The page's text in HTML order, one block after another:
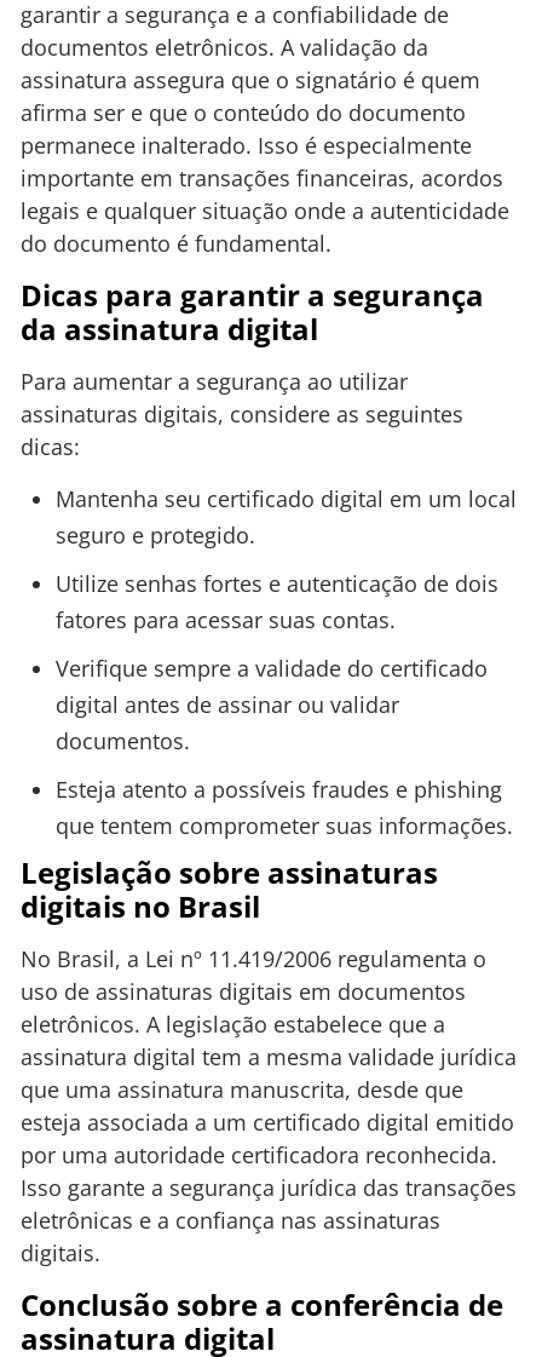
garantir a segurança e a confiabilidade de
documentos eletrônicos. A validação da
assinatura assegura que o signatário é quem
afirma ser e que o conteúdo do documento
permanece inalterado. Isso é especialmente
importante em transações financeiras, acordos
legais e qualquer situação onde a autenticidade
do documento é fundamental.
Dicas para garantir a segurança
da assinatura digital
Para aumentar a segurança ao utilizar
assinaturas digitais, considere as seguintes
dicas:
Mantenha seu certificado digital em um local
seguro e protegido.
Utilize senhas fortes e autenticação de dois
fatores para acessar suas contas.
Verifique sempre a validade do certificado
digital antes de assinar ou validar
documentos.
Esteja atento a possíveis fraudes e phishing
que tentem comprometer suas informações.
Legislação sobre assinaturas
digitais no Brasil
No Brasil, a Lei nº 11.419/2006 regulamenta o
uso de assinaturas digitais em documentos
eletrônicos. A legislação estabelece que a
assinatura digital tem a mesma validade jurídica
que uma assinatura manuscrita, desde que
esteja associada a um certificado digital emitido
por uma autoridade certificadora reconhecida.
Isso garante a segurança jurídica das transações
eletrônicas e a confiança nas assinaturas
digitais.
Conclusão sobre a conferência de
assinatura digital